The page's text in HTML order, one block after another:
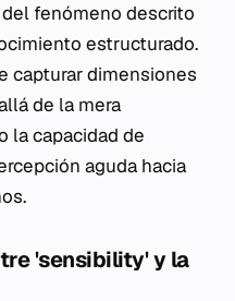
fenómeno descrito
estructurado.
capturar dimensiones
de la mera
la capacidad de
aguda hacia
'sensibility' y la